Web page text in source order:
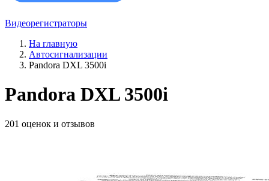
Видеорегистраторы
На главную
Автосигнализации
Pandora DXL 3500i
Pandora DXL 3500i
201 оценок и отзывов